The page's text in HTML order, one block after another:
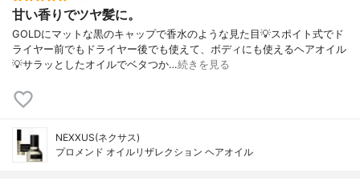
甘い香りでツヤ髪に。
GOLDにマットな黒のキャップで香水のような見た目💡スポイト式でド
ライヤー前でもドライヤー後でも使えて、ボディにも使えるヘアオイル
💡サラッとしたオイルでベタつか…続きを見る
NEXXUS(ネクサス)
プロメンド オイルリザレクション ヘアオイル